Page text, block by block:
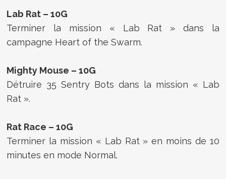
Lab Rat – 10G
Terminer la mission « Lab Rat » dans la
campagne Heart of the Swarm.
Mighty Mouse – 10G
Détruire 35 Sentry Bots dans la mission « Lab
Rat ».
Rat Race – 10G
Terminer la mission « Lab Rat » en moins de 10
minutes en mode Normal.